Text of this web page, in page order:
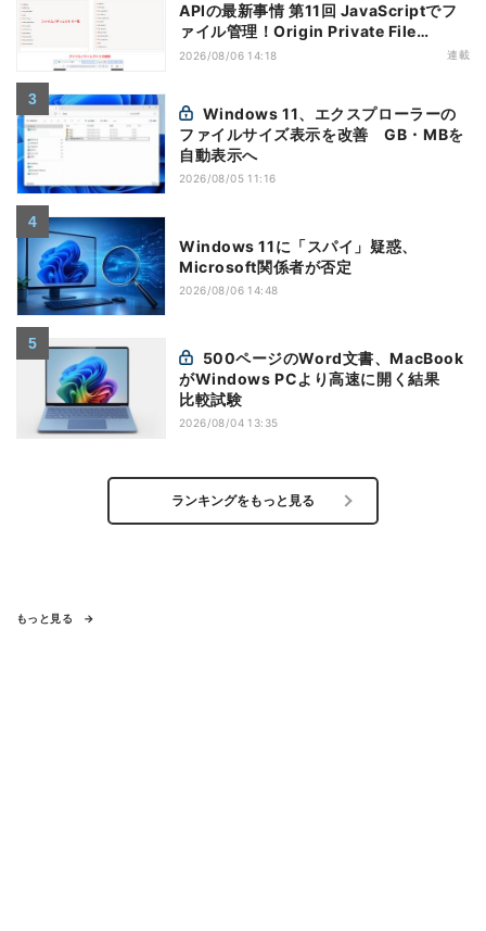
APIの最新事情 第11回 JavaScriptでフ
ァイル管理！Origin Private File
Systemを活用する
2026/08/06 14:18 連載
ファイルサイズ表示を改善 GB・MBを
自動表示へ
2026/08/05 11:16
Windows 11に「スパイ」疑惑、
Microsoft関係者が否定
2026/08/06 14:48
がWindows PCより高速に開く結果
比較試験
2026/08/04 13:35
ランキングをもっと見る
もっと見る